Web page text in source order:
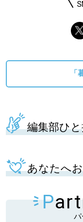
「
編集部ひ
あなたへ
P
パ